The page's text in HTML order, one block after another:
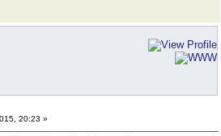
20:23 »